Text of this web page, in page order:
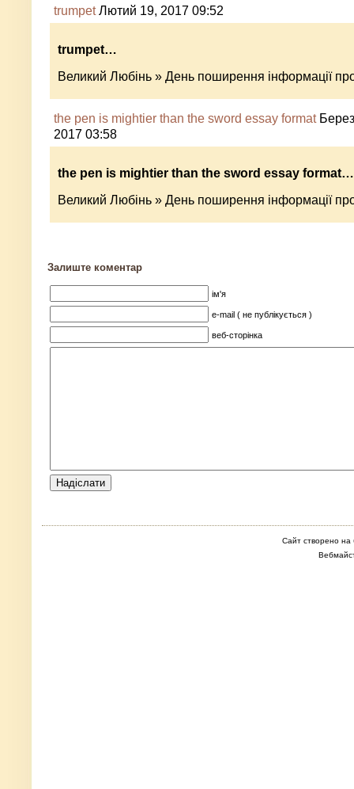
trumpetЛютий 19, 2017 09:52
trumpet…
Великий Любінь » День поширення інформації
the pen is mightier than the sword essay format
2017 03:58
the pen is mightier than the sword essay format…
Великий Любінь » День поширення інформації
Залиште коментар
ім'я
e-mail ( не публікується )
веб-сторінка
Сайт створено на